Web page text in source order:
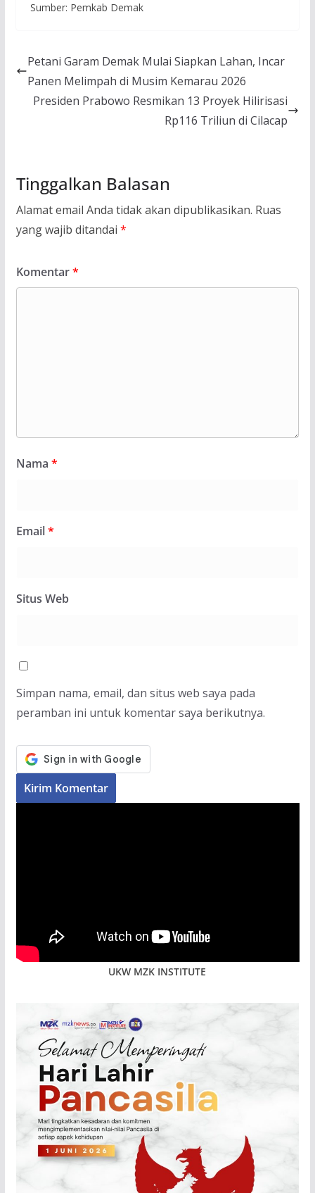
Sumber: Pemkab Demak
Petani Garam Demak Mulai Siapkan Lahan, Incar
Panen Melimpah di Musim Kemarau 2026
Presiden Prabowo Resmikan 13 Proyek Hilirisasi
Rp116 Triliun di Cilacap
Tinggalkan Balasan
Alamat email Anda tidak akan dipublikasikan. Ruas
yang wajib ditandai *
Komentar*
Nama *
Email*
Situs Web
Simpan nama, email, dan situs web saya pada
peramban ini untuk komentar saya berikutnya.
UKW MZK INSTITUTE